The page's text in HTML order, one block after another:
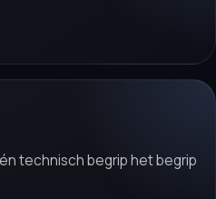
technisch begrip het begrip